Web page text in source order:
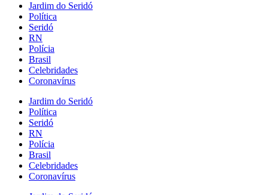
Jardim do Seridó
Política
Seridó
RN
Polícia
Brasil
Celebridades
Coronavírus
Jardim do Seridó
Política
Seridó
RN
Polícia
Brasil
Celebridades
Coronavírus